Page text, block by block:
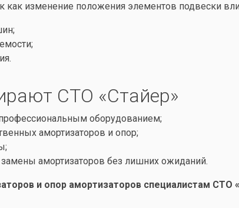
как изменение положения элементов подвески
СТО «Стайер»
оборудованием;
амортизаторов и опор;
амортизаторов без лишних ожиданий.
и опор амортизаторов специалистам